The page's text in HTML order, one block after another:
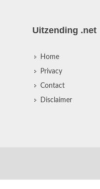
Uitzending .net
Home
Privacy
Contact
Disclaimer